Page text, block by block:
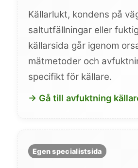
Källarlukt, kondens på
saltutfällningar eller
källarsida går igenom
mätmetoder och
specifikt för källare.
→ Gå till avfuktning
Egen specialistsida